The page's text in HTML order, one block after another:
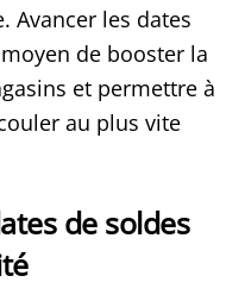
Avancer les dates
de booster la
et permettre à
au plus vite
de soldes